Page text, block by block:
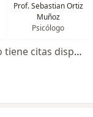
Prof. Sebastian Ortiz
Muñoz
Psicólogo
Ningún profesional de este centro tiene citas disponibles